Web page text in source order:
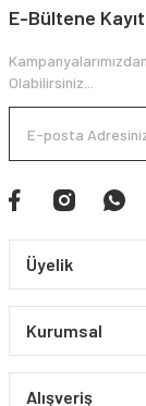
E-Bültene Kayıt
Olabilirsiniz...
Üyelik
Kurumsal
Alışveriş